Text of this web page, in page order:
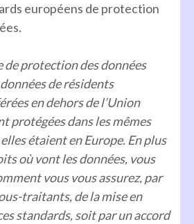
européens de protection
de protection des données
de résidents
en dehors de l’Union
protégées dans les mêmes
étaient en Europe. En plus
où vont les données, vous
vous vous assurez, par
traitants, de la mise en
standards, soit par un accord